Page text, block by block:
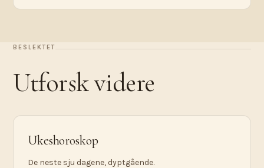
BESLEKTET
Utforsk videre
Ukeshoroskop
De neste sju dagene, dyptgående.